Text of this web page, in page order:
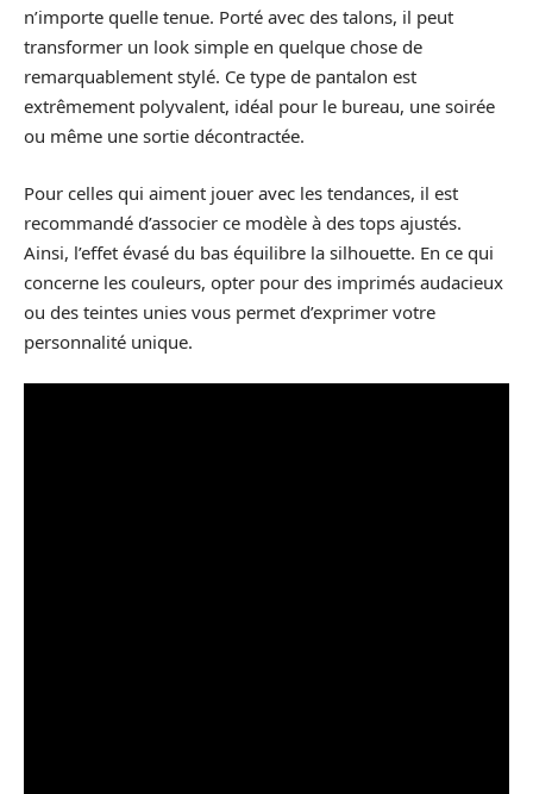
n’importe quelle tenue. Porté avec des talons, il peut
transformer un look simple en quelque chose de
remarquablement stylé. Ce type de pantalon est
extrêmement polyvalent, idéal pour le bureau, une soirée
ou même une sortie décontractée.
Pour celles qui aiment jouer avec les tendances, il est
recommandé d’associer ce modèle à des tops ajustés.
Ainsi, l’effet évasé du bas équilibre la silhouette. En ce qui
concerne les couleurs, opter pour des imprimés audacieux
ou des teintes unies vous permet d’exprimer votre
personnalité unique.